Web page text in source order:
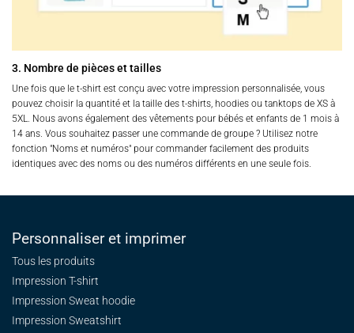
3. Nombre de pièces et tailles
Une fois que le t-shirt est conçu avec votre impression personnalisée, vous
pouvez choisir la quantité et la taille des t-shirts, hoodies ou tanktops de XS à
5XL. Nous avons également des vêtements pour bébés et enfants de 1 mois à
14 ans. Vous souhaitez passer une commande de groupe ? Utilisez notre
fonction "Noms et numéros" pour commander facilement des produits
identiques avec des noms ou des numéros différents en une seule fois.
Personnaliser et imprimer
Tous les produits
Impression T-shirt
Impression Sweat hoodie
Impression Sweatshirt